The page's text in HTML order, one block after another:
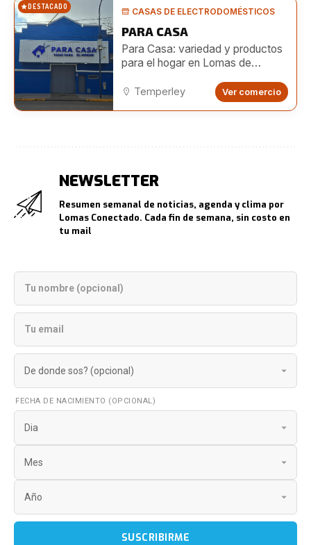
DESTACADO CASAS DE ELECTRODOMÉSTICOS
PARA CASA
Para Casa: variedad y productos
para el hogar en Lomas de
Temperley Ver comercio
NEWSLETTER
Resumen semanal de noticias, agenda y clima por
Lomas Conectado. Cada fin de semana, sin costo en
tu mail
FECHA DE NACIMIENTO (OPCIONAL)
SUSCRIBIRME